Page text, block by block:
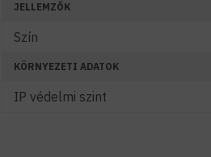
JELLEMZŐK
Szín
KÖRNYEZETI ADATOK
IP védelmi szint